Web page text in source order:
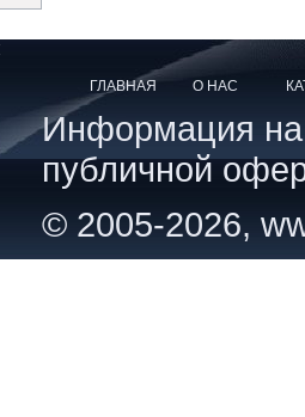
ГЛАВНАЯ О НАС
Информация на
публичной
© 2005-2026,